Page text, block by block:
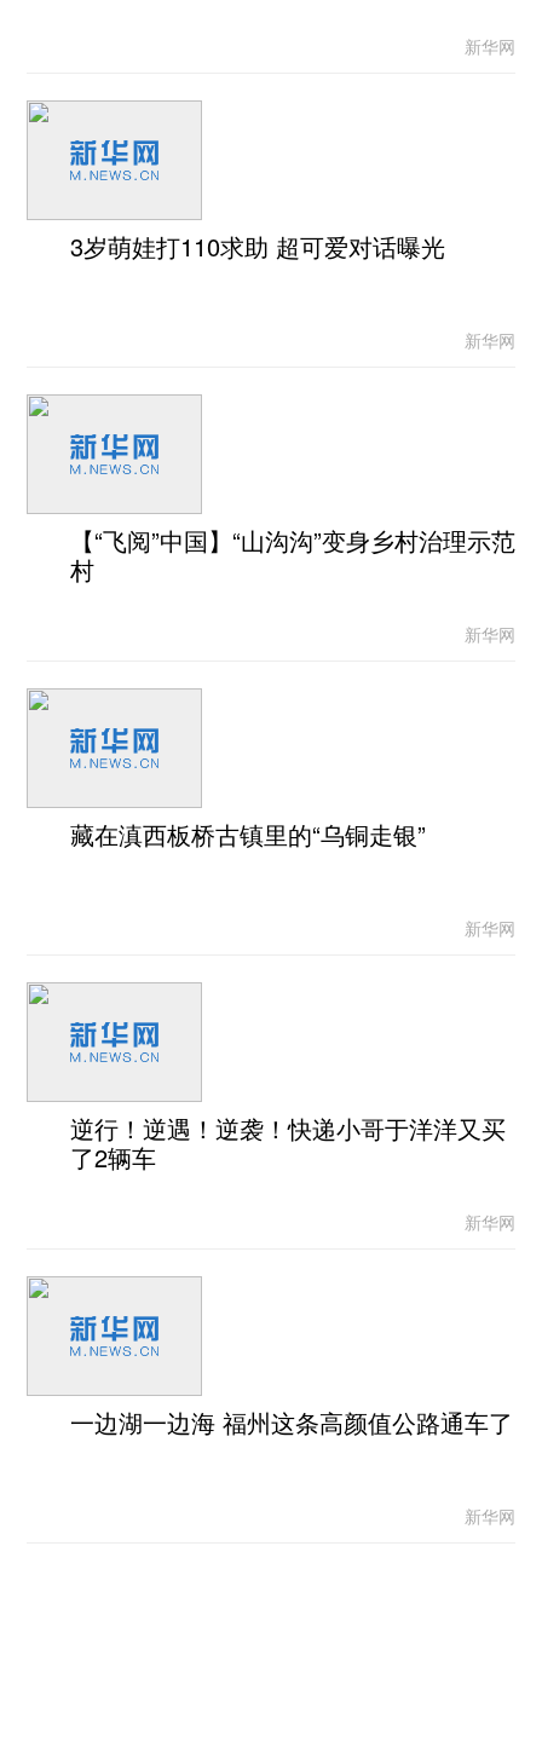
新华网
3岁萌娃打110求助 超可爱对话曝光
新华网
【“飞阅”中国】“山沟沟”变身乡村治理示范
村
新华网
藏在滇西板桥古镇里的“乌铜走银”
新华网
逆行！逆遇！逆袭！快递小哥于洋洋又买
了2辆车
新华网
一边湖一边海 福州这条高颜值公路通车了
新华网